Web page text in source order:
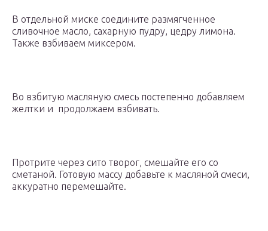
В отдельной миске соедините размягченное
сливочное масло, сахарную пудру, цедру лимона.
Также взбиваем миксером.
Во взбитую масляную смесь постепенно добавляем
желтки и продолжаем взбивать.
Протрите через сито творог, смешайте его со
сметаной. Готовую массу добавьте к масляной смеси,
аккуратно перемешайте.